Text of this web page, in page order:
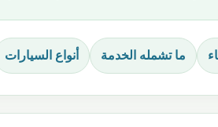
ما تشمله الخدمة أنواع السيارات